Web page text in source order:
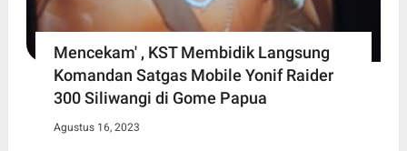
Mencekam' , KST Membidik Langsung
Komandan Satgas Mobile Yonif Raider
300 Siliwangi di Gome Papua
Agustus 16, 2023